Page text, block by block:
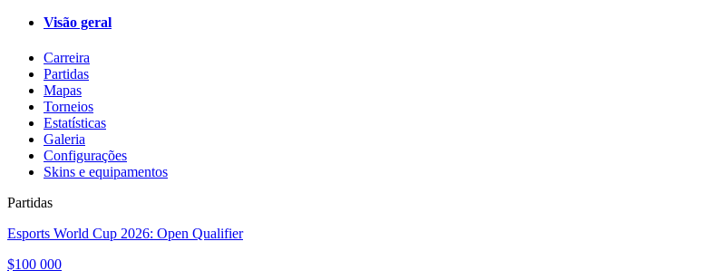
Visão geral
Carreira
Partidas
Mapas
Torneios
Estatísticas
Galeria
Configurações
Skins e equipamentos
Partidas
Esports World Cup 2026: Open Qualifier
$100 000